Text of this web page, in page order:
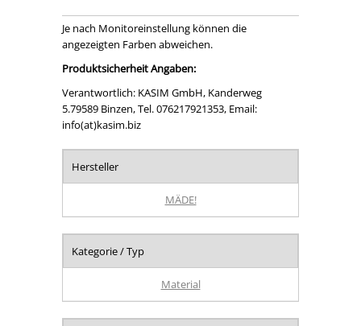
Je nach Monitoreinstellung können die
angezeigten Farben abweichen.
Produktsicherheit Angaben:
Verantwortlich: KASIM GmbH, Kanderweg
5.79589 Binzen, Tel. 076217921353, Email:
info(at)kasim.biz
Hersteller
MÄDE!
Kategorie / Typ
Material